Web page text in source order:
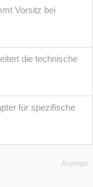
Vorsitz bei
die technische
für spezifische
Anzeige